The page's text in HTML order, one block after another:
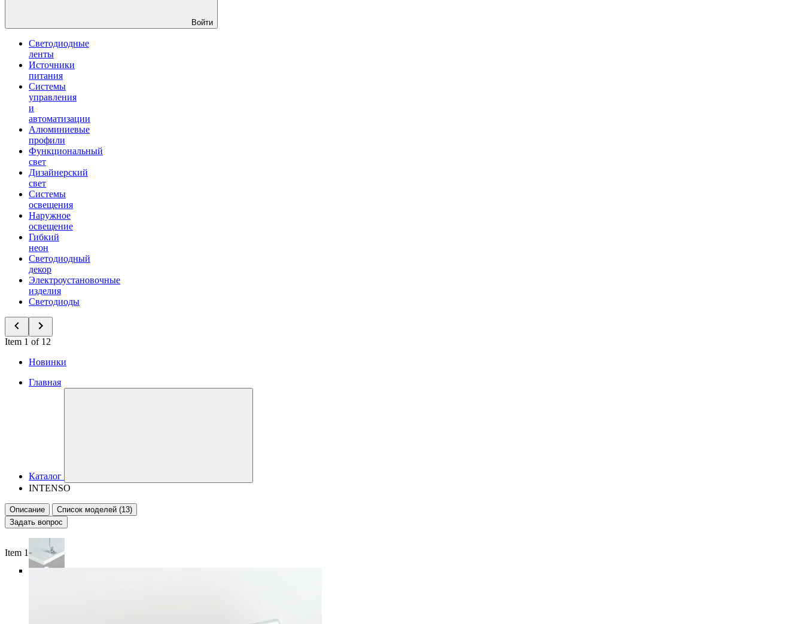
Войти
Светодиодные
ленты
Источники
питания
Системы
управления
и
автоматизации
Алюминиевые
профили
Функциональный
свет
Дизайнерский
свет
Системы
освещения
Наружное
освещение
Гибкий
неон
Светодиодный
декор
Электроустановочные
изделия
Светодиоды
Item 1 of 12
Новинки
Главная
Каталог
INTENSO
Описание
Список моделей (13)
Задать вопрос
Item 1 of 6